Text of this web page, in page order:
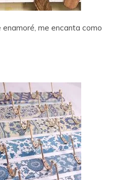
me encanta como